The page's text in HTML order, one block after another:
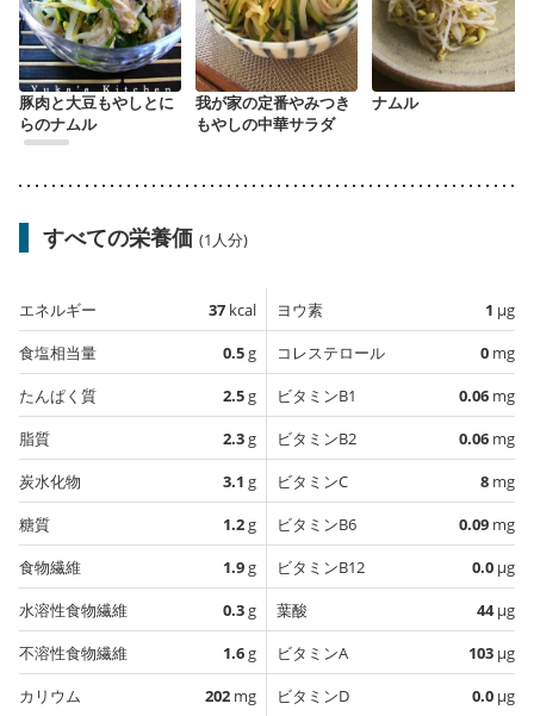
豚肉と大豆もやしとに
らのナムル
我が家の定番やみつき
もやしの中華サラダ
ナムル
すべての栄養価 (1人分)
エネルギー 37 kcal
食塩相当量
0.5g
たんぱく質
2.5g
脂質
2.3g
炭水化物
3.1 g
糖質
1.2g
食物繊維
1.9g
水溶性食物繊維
0.3g
不溶性食物繊維
1.6g
カリウム
202 mg
ヨウ素 1 µg
コレステロール
0 mg
ビタミンB1
0.06 mg
ビタミンB2
0.06 mg
ビタミンC
8 mg
ビタミンB6
0.09 mg
ビタミンB12
0.0 µg
葉酸
44µg
ビタミンA
103 µg
ビタミンD
0.0 µg